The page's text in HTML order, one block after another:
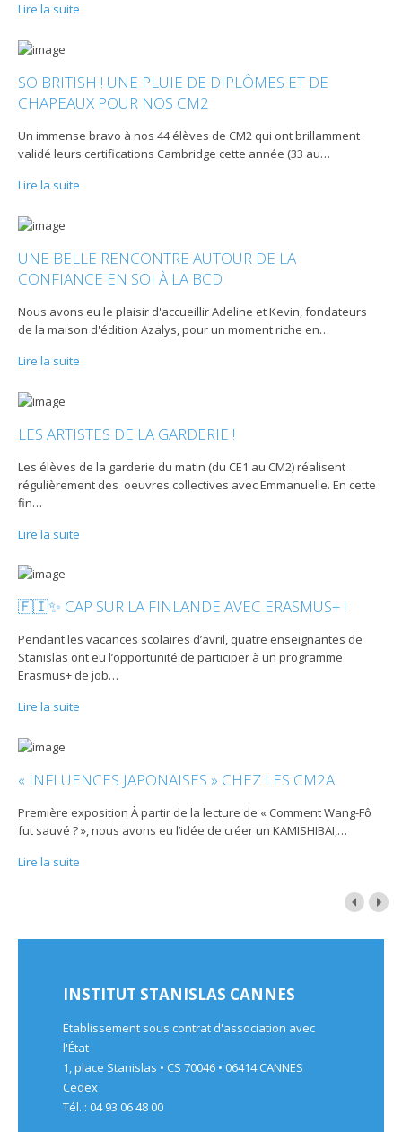
Lire la suite
SO BRITISH ! UNE PLUIE DE DIPLÔMES ET DE
CHAPEAUX POUR NOS CM2
Un immense bravo à nos 44 élèves de CM2 qui ont brillamment
validé leurs certifications Cambridge cette année (33 au…
Lire la suite
UNE BELLE RENCONTRE AUTOUR DE LA
CONFIANCE EN SOI À LA BCD
Nous avons eu le plaisir d'accueillir Adeline et Kevin, fondateurs
de la maison d'édition Azalys, pour un moment riche en…
Lire la suite
LES ARTISTES DE LA GARDERIE !
Les élèves de la garderie du matin (du CE1 au CM2) réalisent
régulièrement des oeuvres collectives avec Emmanuelle. En cette
fin…
Lire la suite
🇫🇮✨ CAP SUR LA FINLANDE AVEC ERASMUS+ !
Pendant les vacances scolaires d’avril, quatre enseignantes de
Stanislas ont eu l’opportunité de participer à un programme
Erasmus+ de job…
Lire la suite
« INFLUENCES JAPONAISES » CHEZ LES CM2A
Première exposition À partir de la lecture de « Comment Wang-Fô
fut sauvé ? », nous avons eu l’idée de créer un KAMISHIBAI,…
Lire la suite
INSTITUT STANISLAS CANNES
Établissement sous contrat d'association avec
l'État
1, place Stanislas • CS 70046 • 06414 CANNES
Cedex
Tél. : 04 93 06 48 00